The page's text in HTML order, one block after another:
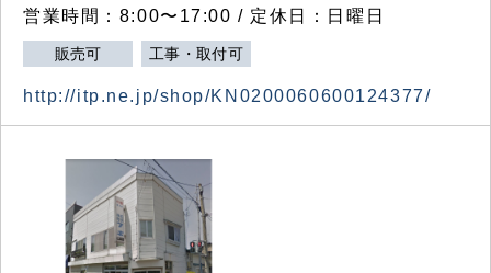
営業時間：8:00〜17:00 / 定休日：日曜日
販売可 工事・取付可
http://itp.ne.jp/shop/KN0200060600124377/